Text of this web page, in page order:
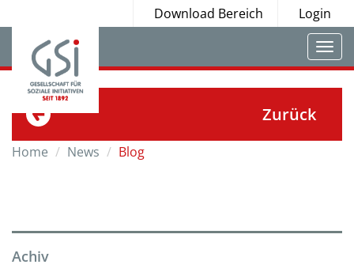
Download Bereich Login
Zurück
Home News Blog
Achiv